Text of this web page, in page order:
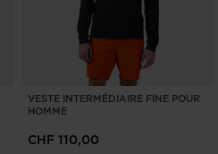
VESTE INTERMÉDIAIRE FINE POUR
HOMME
CHF 110,00